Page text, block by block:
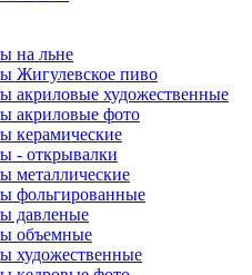
на льне
Жигулевское пиво
акриловые художественные
акриловые фото
керамические
- открывалки
металлические
фольгированные
давленые
объемные
художественные